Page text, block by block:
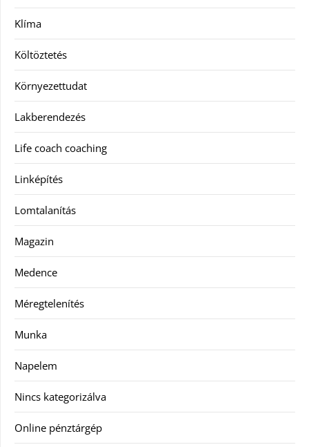
Klíma
Költöztetés
Környezettudat
Lakberendezés
Life coach coaching
Linképítés
Lomtalanítás
Magazin
Medence
Méregtelenítés
Munka
Napelem
Nincs kategorizálva
Online pénztárgép